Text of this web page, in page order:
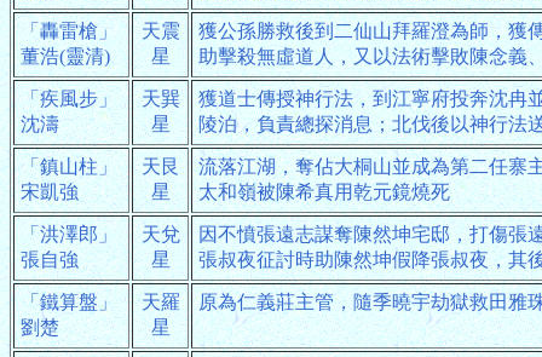
「轟雷槍」
董浩(靈清)
天震
星
獲公孫勝救後到二仙山拜羅澄為師，獲
助擊殺無虛道人，又以法術擊敗陳念義
「疾風步」
沈濤
天巽
星
獲道士傳授神行法，到江寧府投奔沈冉
陵泊，負責總探消息；北伐後以神行法
「鎮山柱」
宋凱強
天艮
星
流落江湖，奪佔大桐山並成為第二任寨
太和嶺被陳希真用乾元鏡燒死
「洪澤郎」
張自強
天兌
星
因不憤張遠志謀奪陳然坤宅邸，打傷張
張叔夜征討時助陳然坤假降張叔夜，其
「鐵算盤」
劉楚
天羅
星
原為仁義莊主管，隨季曉宇劫獄救田雅